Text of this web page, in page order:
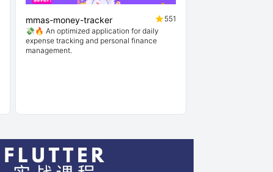
mmas-money-tracker
551
💸🔥 An optimized application for daily
expense tracking and personal finance
management.